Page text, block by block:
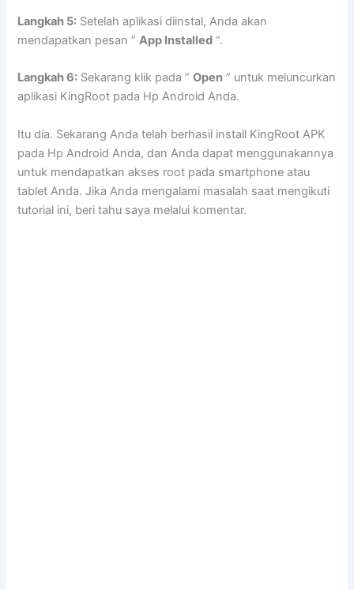
Langkah 5: Setelah aplikasi diinstal, Anda akan
mendapatkan pesan ”App Installed “.
Langkah 6: Sekarang klik pada ”Open ” untuk meluncurkan
aplikasi KingRoot pada Hp Android Anda.
Itu dia. Sekarang Anda telah berhasil install KingRoot APK
pada Hp Android Anda, dan Anda dapat menggunakannya
untuk mendapatkan akses root pada smartphone atau
tablet Anda. Jika Anda mengalami masalah saat mengikuti
tutorial ini, beri tahu saya melalui komentar.